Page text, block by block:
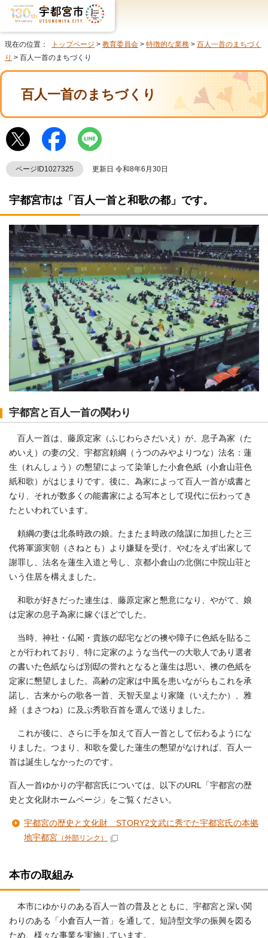
現在の位置： トップページ > 教育委員会 > 特徴的な業務 > 百人一首のまちづく
り > 百人一首のまちづくり
百人一首のまちづくり
ページID1027325 更新日 令和8年6月30日
宇都宮市は「百人一首と和歌の都」です。
宇都宮と百人一首の関わり
百人一首は、藤原定家（ふじわらさだいえ）が、息子為家（た
めいえ）の妻の父、宇都宮頼綱（うつのみやよりつな）法名：蓮
生（れんしょう）の懇望によって染筆した小倉色紙（小倉山荘色
紙和歌）がはじまりです。後に、為家によって百人一首が成書と
なり、それが数多くの能書家による写本として現代に伝わってき
たといわれています。
頼綱の妻は北条時政の娘。たまたま時政の陰謀に加担したと三
代将軍源実朝（さねとも）より嫌疑を受け、やむをえず出家して
謝罪し、法名を蓮生入道と号し、京都小倉山の北側に中院山荘と
いう住居を構えました。
和歌が好きだった連生は、藤原定家と懇意になり、やがて、娘
は定家の息子為家に嫁ぐほどでした。
当時、神社・仏閣・貴族の邸宅などの襖や障子に色紙を貼るこ
とが行われており、特に定家のような当代一の大歌人であり選者
の書いた色紙ならば別邸の誉れとなると蓮生は思い、襖の色紙を
定家に懇望しました。高齢の定家は中風を患いながらもこれを承
諾し、古来からの歌各一首、天智天皇より家隆（いえたか）、雅
経（まさつね）に及ぶ秀歌百首を選んで送りました。
これが後に、さらに手を加えて百人一首として伝わるようにな
りました。つまり、和歌を愛した蓮生の懇望がなければ、百人一
首は誕生しなかったのです。
百人一首ゆかりの宇都宮氏については、以下のURL「宇都宮の歴
史と文化財ホームページ」をご覧ください。
宇都宮の歴史と文化財 STORY2文武に秀でた宇都宮氏の本拠
地宇都宮 （外部リンク）
本市の取組み
本市にゆかりのある百人一首の普及とともに、宇都宮と深い関
わりのある「小倉百人一首」を通して、短詩型文学の振興を図る
ため、様々な事業を実施しています。